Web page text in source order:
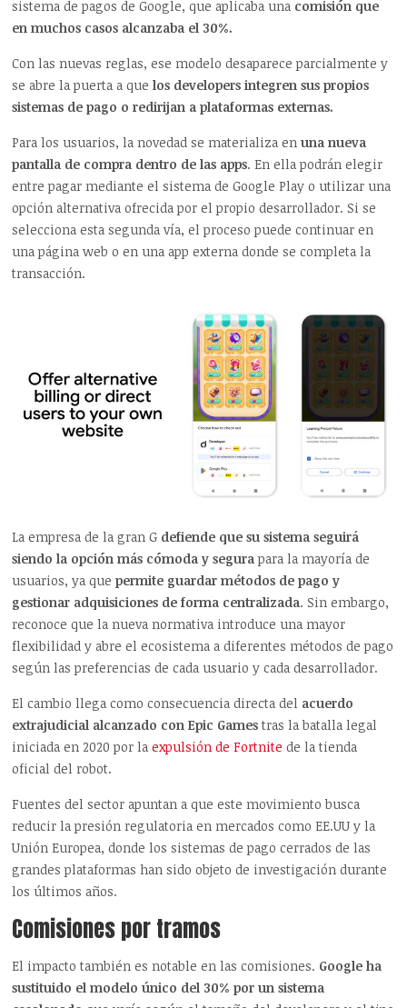
sistema de pagos de Google, que aplicaba una comisión que
en muchos casos alcanzaba el 30%.
Con las nuevas reglas, ese modelo desaparece parcialmente y
se abre la puerta a quelos developers integren sus propios
sistemas de pago o redirijan a plataformas externas.
Para los usuarios, la novedad se materializa enuna nueva
pantalla de compra dentro de las apps. En ella podrán elegir
entre pagar mediante el sistema de Google Play o utilizar una
opción alternativa ofrecida por el propio desarrollador. Si se
selecciona esta segunda vía, el proceso puede continuar en
una página web o en una app externa donde se completa la
transacción.
La empresa de la gran G defiende que su sistema seguirá
siendo la opción más cómoda y segurapara la mayoría de
usuarios, ya quepermite guardar métodos de pago y
gestionar adquisiciones de forma centralizada. Sin embargo,
reconoce que la nueva normativa introduce una mayor
flexibilidad y abre el ecosistema a diferentes métodos de pago
según las preferencias de cada usuario y cada desarrollador.
El cambio llega como consecuencia directa del acuerdo
extrajudicial alcanzado con Epic Gamestras la batalla legal
iniciada en 2020 por laexpulsión de Fortnite de la tienda
oficial del robot.
Fuentes del sector apuntan a que este movimiento busca
reducir la presión regulatoria en mercados como EE.UU y la
Unión Europea, donde los sistemas de pago cerrados de las
grandes plataformas han sido objeto de investigación durante
los últimos años.
Comisiones por tramos
El impacto también es notable en las comisiones. Google ha
sustituido el modelo único del 30% por un sistema